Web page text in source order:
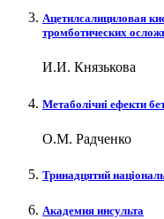
Ацетилсалициловая
тромботических
И.И. Князькова
Метаболічні ефекти
О.М. Радченко
Тринадцятий
Академия инсульта